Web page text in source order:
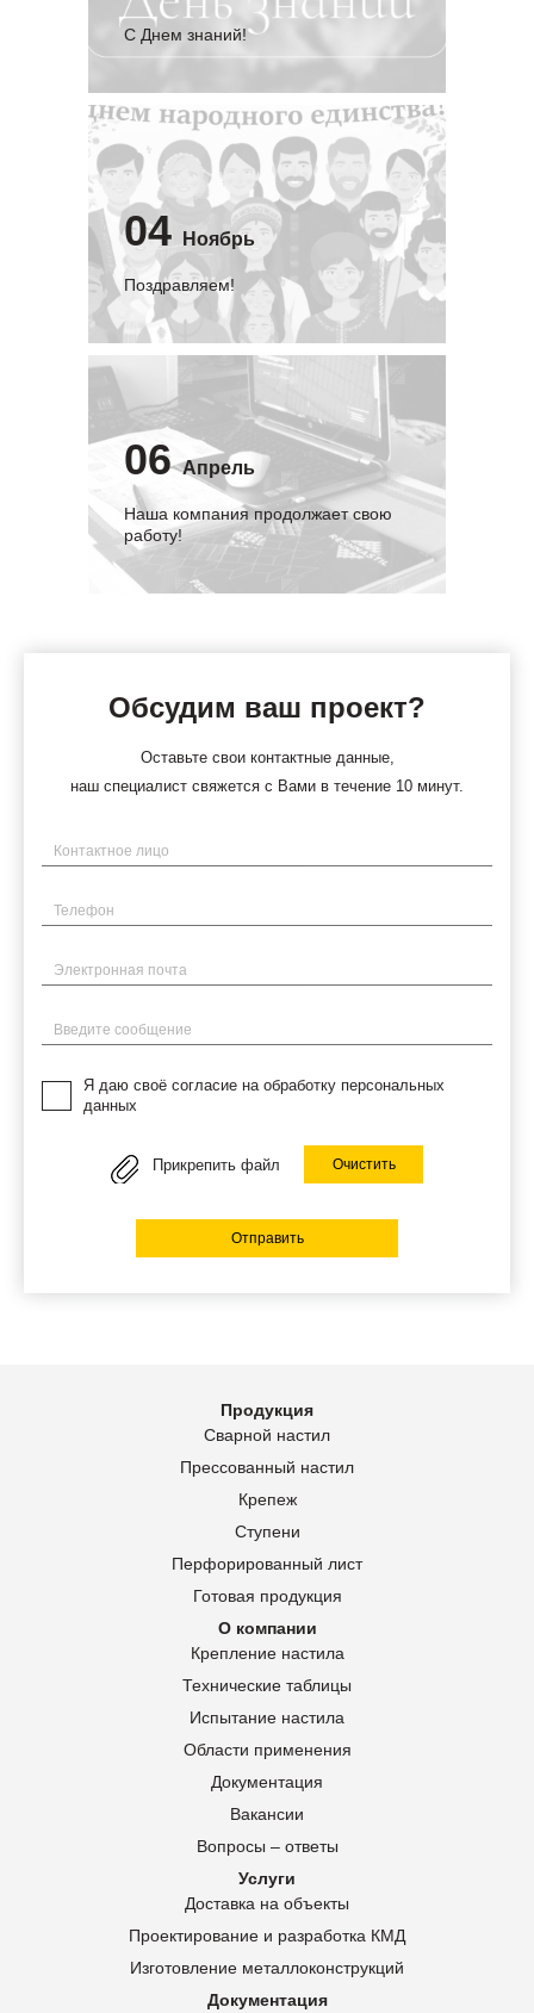
C Днем знаний!
04 Ноябрь
Поздравляем!
06 Апрель
Наша компания продолжает свою
работу!
Обсудим ваш проект?
Оставьте свои контактные данные,
наш специалист свяжется с Вами в течение 10 минут.
Имя
Телефон
Электронная почта
Введите сообщение
Я даю своё согласие на обработку персональных
данных
Прикрепить файл Очистить
Отправить
Продукция
Сварной настил
Прессованный настил
Крепеж
Ступени
Перфорированный лист
Готовая продукция
О компании
Крепление настила
Технические таблицы
Испытание настила
Области применения
Документация
Вакансии
Вопросы – ответы
Услуги
Доставка на объекты
Проектирование и разработка КМД
Изготовление металлоконструкций
Документация